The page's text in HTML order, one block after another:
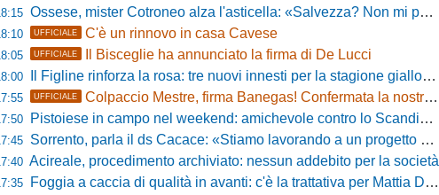
Ossese, mister Cotroneo alza l'asticella: «Salvezza? Non mi pongo limiti, voglio vincere più partite possibile»
UFFICIALE C'è un rinnovo in casa Cavese
UFFICIALE Il Bisceglie ha annunciato la firma di De Lucci
Il Figline rinforza la rosa: tre nuovi innesti per la stagione gialloblù
UFFICIALE Colpaccio Mestre, firma Banegas! Confermata la nostra anteprima
Pistoiese in campo nel weekend: amichevole contro lo Scandicci allo stadio Strulli di Monsummano
Sorrento, parla il ds Cacace: «Stiamo lavorando a un progetto ambizioso»
Acireale, procedimento archiviato: nessun addebito per la società
Foggia a caccia di qualità in avanti: c'è la trattativa per Mattia Della Morte